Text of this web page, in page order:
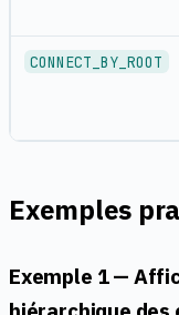
CONNECT_BY_ROOT
Exemples
Exemple 1 —